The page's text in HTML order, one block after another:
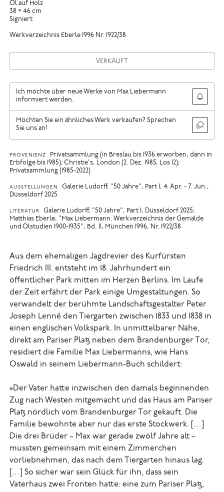
Öl auf Holz
38 × 46 cm
Signiert
Werkverzeichnis Eberle 1996 Nr. 1922/38
VERKAUFT
Ich möchte über neue Werke von Max Liebermann
informiert werden.
Möchten Sie ein ähnliches Werk verkaufen? Sprechen
Sie uns an!
PROVENIENZ
Privatsammlung (in Breslau bis 1936 erworben, dann in
Erbfolge bis 1985); Christie's, London (2. Dez. 1985, Los 12);
Privatsammlung (1985-2022)
AUSSTELLUNGEN
Galerie Ludorff, "50 Jahre", Part I, 4. Apr. - 7. Jun.,
Düsseldorf 2025
LITERATUR
Galerie Ludorff, "50 Jahre", Part I, Düsseldorf 2025
Matthias Eberle, "Max Liebermann. Werkverzeichnis der Gemälde
und Ölstudien 1900-1935", Bd. II, München 1996, Nr. 1922/38
Aus dem ehemaligen Jagdrevier des Kurfürsten
Friedrich III. entsteht im 18. Jahrhundert ein
öffentlicher Park mitten im Herzen Berlins. Im Laufe
der Zeit erfährt der Park einige Umgestaltungen. So
verwandelt der berühmte Landschaftsgestalter Peter
Joseph Lenné den Tiergarten zwischen 1833 und 1838 in
einen englischen Volkspark. In unmittelbarer Nähe,
direkt am Pariser Platz neben dem Brandenburger Tor,
residiert die Familie Max Liebermanns, wie Hans
Oswald in seinem Liebermann-Buch schildert:
»Der Vater hatte inzwischen den damals beginnenden
Zug nach Westen mitgemacht und das Haus am Pariser
Platz nördlich vom Brandenburger Tor gekauft. Die
Familie bewohnte aber nur das erste Stockwerk. […]
Die drei Brüder – Max war gerade zwölf Jahre alt –
mussten gemeinsam mit einem Zimmerchen
vorliebnehmen, das nach dem Tiergarten hinaus lag.
[…] So sicher war sein Glück für ihn, dass sein
Vaterhaus zwei Fronten hatte: eine zum Pariser Platz,